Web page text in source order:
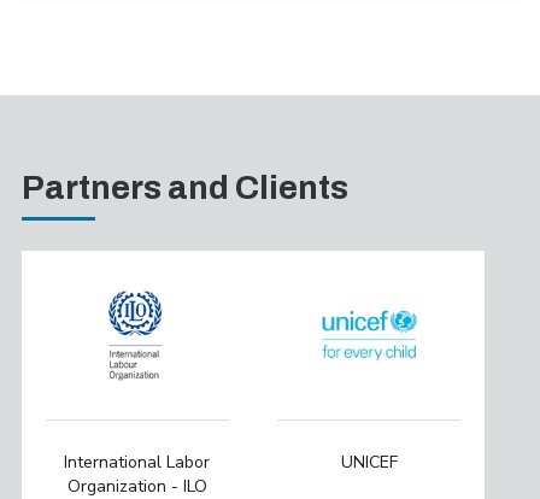
Partners and Clients
International Labor
Organization - ILO
UNICEF